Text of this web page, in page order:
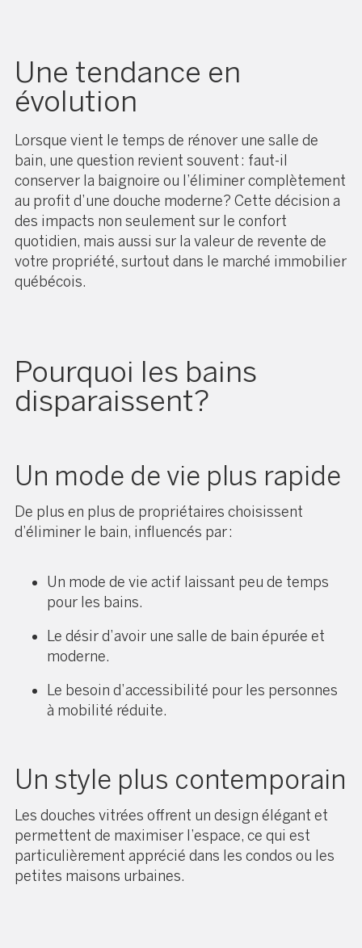
Une tendance en
évolution
Lorsque vient le temps de rénover une salle de
bain, une question revient souvent : faut-il
conserver la baignoire ou l’éliminer complètement
au profit d’une douche moderne? Cette décision a
des impacts non seulement sur le confort
quotidien, mais aussi sur la valeur de revente de
votre propriété, surtout dans le marché immobilier
québécois.
Pourquoi les bains
disparaissent?
Un mode de vie plus rapide
De plus en plus de propriétaires choisissent
d’éliminer le bain, influencés par :
Un mode de vie actif laissant peu de temps
pour les bains.
Le désir d’avoir une salle de bain épurée et
moderne.
Le besoin d’accessibilité pour les personnes
à mobilité réduite.
Un style plus contemporain
Les douches vitrées offrent un design élégant et
permettent de maximiser l’espace, ce qui est
particulièrement apprécié dans les condos ou les
petites maisons urbaines.